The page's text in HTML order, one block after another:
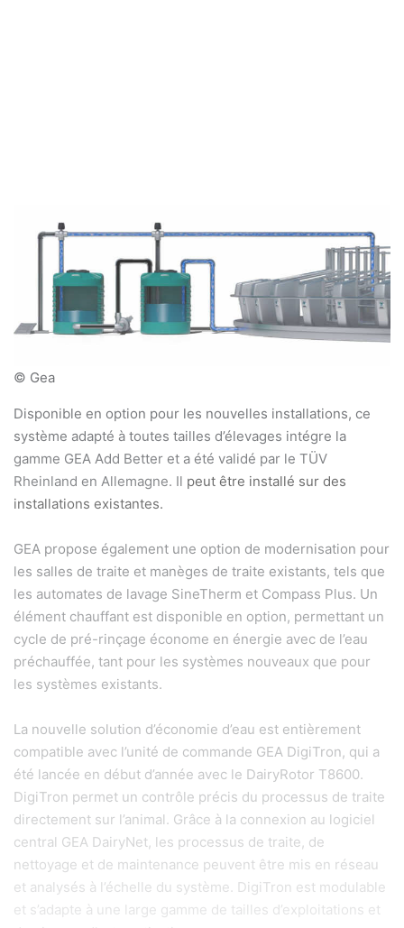
© Gea
Disponible en option pour les nouvelles installations, ce
système adapté à toutes tailles d’élevages intégre la
gamme GEA Add Better et a été validé par le TÜV
Rheinland en Allemagne. Il peut être installé sur des
installations existantes.
GEA propose également une option de modernisation pour
les salles de traite et manèges de traite existants, tels que
les automates de lavage SineTherm et Compass Plus. Un
élément chauffant est disponible en option, permettant un
cycle de pré-rinçage économe en énergie avec de l’eau
préchauffée, tant pour les systèmes nouveaux que pour
les systèmes existants.
La nouvelle solution d’économie d’eau est entièrement
compatible avec l’unité de commande GEA DigiTron, qui a
été lancée en début d’année avec le DairyRotor T8600.
DigiTron permet un contrôle précis du processus de traite
directement sur l’animal. Grâce à la connexion au logiciel
central GEA DairyNet, les processus de traite, de
nettoyage et de maintenance peuvent être mis en réseau
et analysés à l’échelle du système. DigiTron est modulable
et s’adapte à une large gamme de tailles d’exploitations et